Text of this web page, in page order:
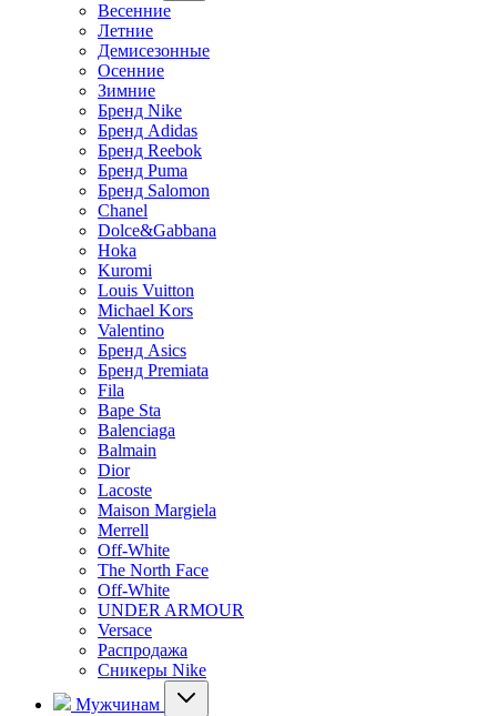
Весенние
Летние
Демисезонные
Осенние
Зимние
Бренд Nike
Бренд Adidas
Бренд Reebok
Бренд Puma
Бренд Salomon
Chanel
Dolce&Gabbana
Hoka
Kuromi
Louis Vuitton
Michael Kors
Valentino
Бренд Asics
Бренд Premiata
Fila
Bape Sta
Balenciaga
Balmain
Dior
Lacoste
Maison Margiela
Merrell
Off-White
The North Face
Off-White
UNDER ARMOUR
Versace
Распродажа
Сникеры Nike
Мужчинам